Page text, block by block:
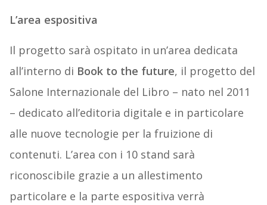
L’area espositiva
Il progetto sarà ospitato in un’area dedicata
all’interno di Book to the future, il progetto del
Salone Internazionale del Libro – nato nel 2011
– dedicato all’editoria digitale e in particolare
alle nuove tecnologie per la fruizione di
contenuti. L’area con i 10 stand sarà
riconoscibile grazie a un allestimento
particolare e la parte espositiva verrà